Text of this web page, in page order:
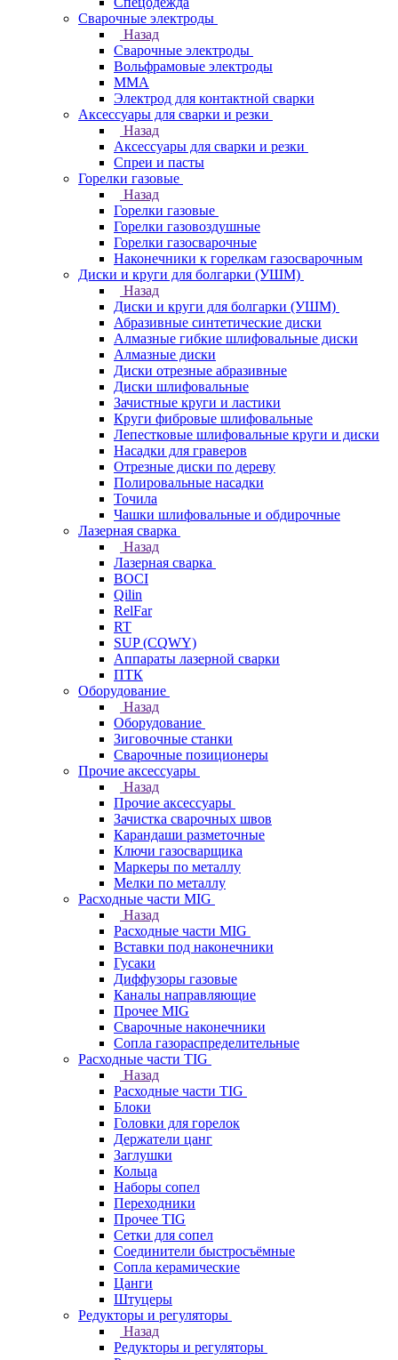
Сварочные электроды
Назад
Сварочные электроды
Вольфрамовые электроды
ММА
Электрод для контактной сварки
Аксессуары для сварки и резки
Назад
Аксессуары для сварки и резки
Спреи и пасты
Горелки газовые
Назад
Горелки газовые
Горелки газовоздушные
Горелки газосварочные
Наконечники к горелкам газосварочным
Диски и круги для болгарки (УШМ)
Назад
Диски и круги для болгарки (УШМ)
Абразивные синтетические диски
Алмазные гибкие шлифовальные диски
Алмазные диски
Диски отрезные абразивные
Диски шлифовальные
Зачистные круги и ластики
Круги фибровые шлифовальные
Лепестковые шлифовальные круги и диски
Насадки для граверов
Отрезные диски по дереву
Полировальные насадки
Точила
Чашки шлифовальные и обдирочные
Лазерная сварка
Назад
Лазерная сварка
BOCI
Qilin
RelFar
RT
SUP (CQWY)
Аппараты лазерной сварки
ПТК
Оборудование
Назад
Оборудование
Зиговочные станки
Сварочные позиционеры
Прочие аксессуары
Назад
Прочие аксессуары
Зачистка сварочных швов
Карандаши разметочные
Ключи газосварщика
Маркеры по металлу
Мелки по металлу
Расходные части MIG
Назад
Расходные части MIG
Вставки под наконечники
Гусаки
Диффузоры газовые
Каналы направляющие
Прочее MIG
Сварочные наконечники
Сопла газораспределительные
Расходные части TIG
Назад
Расходные части TIG
Блоки
Головки для горелок
Держатели цанг
Заглушки
Кольца
Наборы сопел
Переходники
Прочее TIG
Сетки для сопел
Соединители быстросъёмные
Сопла керамические
Цанги
Штуцеры
Редукторы и регуляторы
Назад
Редукторы и регуляторы